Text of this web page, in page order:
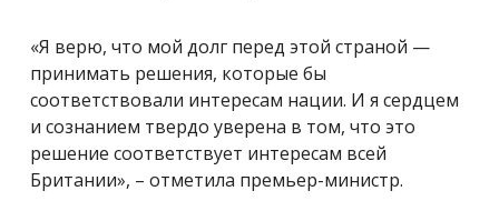
«Я верю, что мой долг перед этой страной —
принимать решения, которые бы
соответствовали интересам нации. И я сердцем
и сознанием твердо уверена в том, что это
решение соответствует интересам всей
Британии», – отметила премьер-министр.